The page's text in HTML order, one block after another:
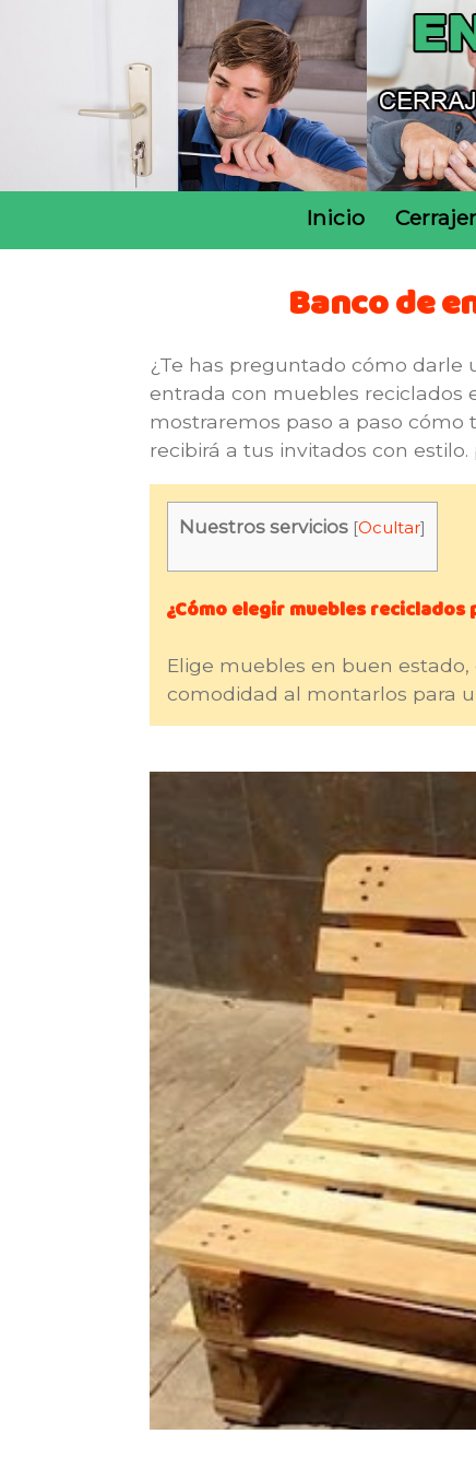
Inicio
Banco de
¿Te has preguntado cómo
entrada con muebles reciclados
mostraremos paso a paso
recibirá a tus invitados con
Nuestros servicios [Ocultar]
¿Cómo elegir muebles reciclados
Elige muebles en buen
comodidad al montarlos para